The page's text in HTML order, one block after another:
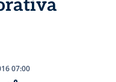
07:00